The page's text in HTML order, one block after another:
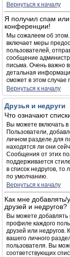
Вернуться к началу
Я получил спам или
конференции!
Мы сожалеем об
включает меры
пользователей,
сообщение
письма. Очень важно
детальная
сможет в этом случае
Вернуться к началу
Друзья и недруги
Что означают
Вы можете включать в
Пользователи,
личном разделе для
находятся ли они
Сообщения от этих
поддерживается
в список недругов,
по умолчанию.
Вернуться к началу
Как мне добавлять/
друзей и недругов?
Вы можете добавлять
профиле каждого
друзей или недругов.
вашего личного
пользователя. Вы
соответствующих